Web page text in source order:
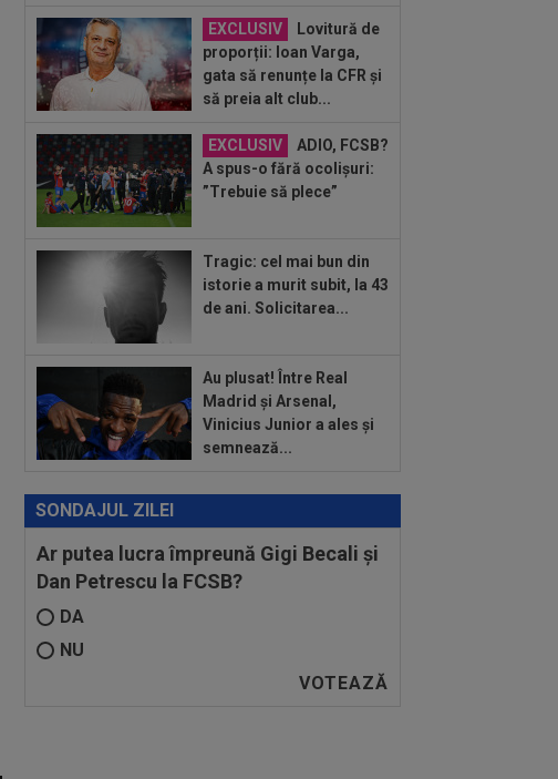
rușilor un mesaj clar
12:27
Surpriză uriașă! Unde s-a
transferat Enes Sali
12:26 Dinamo face transferul: 200.000€
12:16 EXCLUSIV
UTA Arad a făcut
Radu Drăgușin, assist pentru
Fiorentina! Românul, descris în DOUĂ
cuvinte de...
EXCLUSIV
Lovitură de
proporții: Ioan Varga,
gata să renunțe la CFR și
să preia alt club...
EXCLUSIV
ADIO, FCSB?
A spus-o fără ocolișuri:
”Trebuie să plece”
Tragic: cel mai bun din
istorie a murit subit, la 43
de ani. Solicitarea...
Au plusat! Între Real
Madrid și Arsenal,
Vinicius Junior a ales și
semnează...
SONDAJUL ZILEI
Ar putea lucra împreună Gigi Becali și
Dan Petrescu la FCSB?
DA
NU